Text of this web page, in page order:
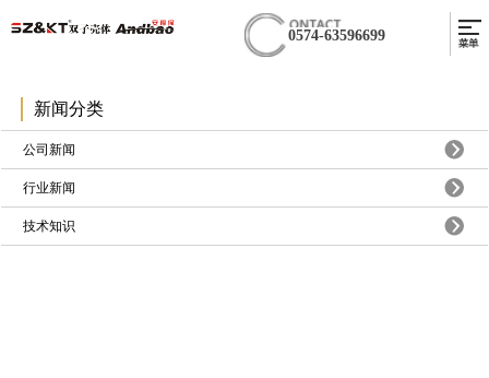
0574-63596699
新闻分类
公司新闻
行业新闻
技术知识